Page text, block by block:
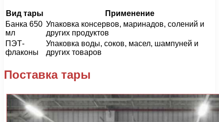
Вид тары
Применение
Банка 650
мл
Упаковка консервов, маринадов, солений и
других продуктов
ПЭТ-
флаконы
Упаковка воды, соков, масел, шампуней и
других товаров
Поставка тары